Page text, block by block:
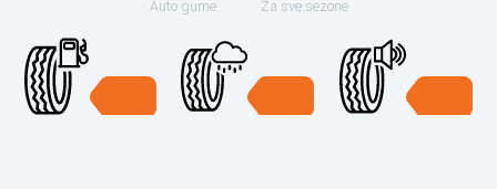
Auto gume Za sve sezone